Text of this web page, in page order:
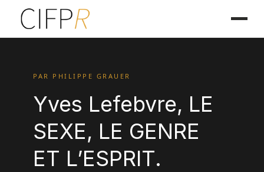
PAR PHILIPPE GRAUER
Yves Lefebvre, LE
SEXE, LE GENRE
ET L’ESPRIT.